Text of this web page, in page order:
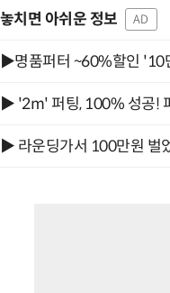
놓치면 아쉬운 정보 AD
▶명품퍼터 ~60%할인 '10
▶ '2m' 퍼팅, 100% 성공!
▶ 라운딩가서 100만원 벌